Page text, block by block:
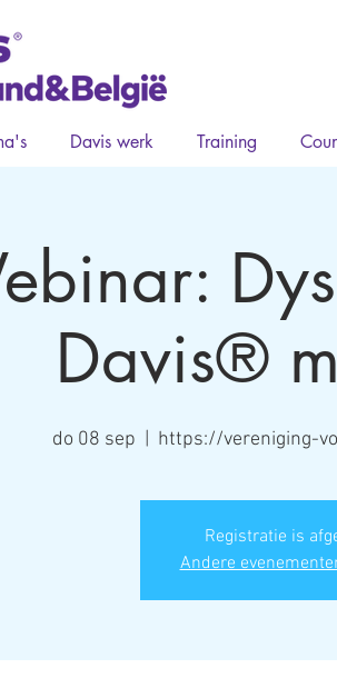
Davis werk Training
Davis®
do 08 sep https://vereniging-
Registratie is
Andere